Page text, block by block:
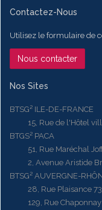
Contactez-Nous
Utilisez le formulaire de
Nous contacter
Nos Sites
BTSG² ILE-DE-FRANCE
15, Rue de l'Hôtel ville
BTGS² PACA
51, Rue Maréchal
2, Avenue Aristide
BTSG² AUVERGNE-
28, Rue Plaisance
129, Rue Chaponnay